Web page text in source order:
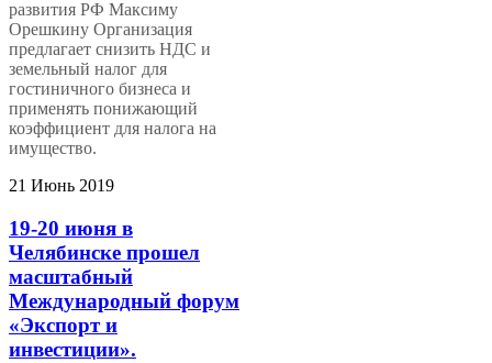
развития РФ Максиму
Орешкину Организация
предлагает снизить НДС и
земельный налог для
гостиничного бизнеса и
применять понижающий
коэффициент для налога на
имущество.
21 Июнь 2019
19-20 июня в
Челябинске прошел
масштабный
Международный форум
«Экспорт и
инвестиции».